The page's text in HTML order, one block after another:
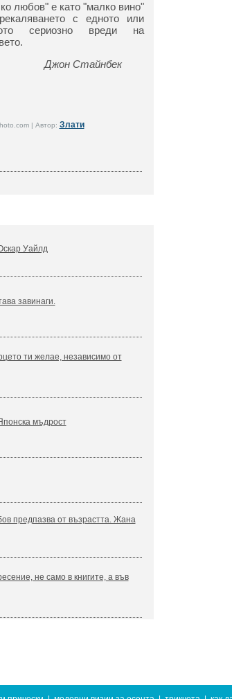
любов" е като "малко вино"
с едното или
сериозно вреди на
| Автор: Злати
Уайлд
завинаги.
ти желае, независимо от
мъдрост
предпазва от възрастта. Жана
не само в книгите, а във